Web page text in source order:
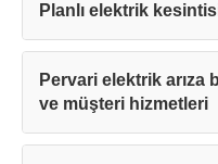
Planlı elektrik
Pervari elektrik
ve müşteri hizmetleri